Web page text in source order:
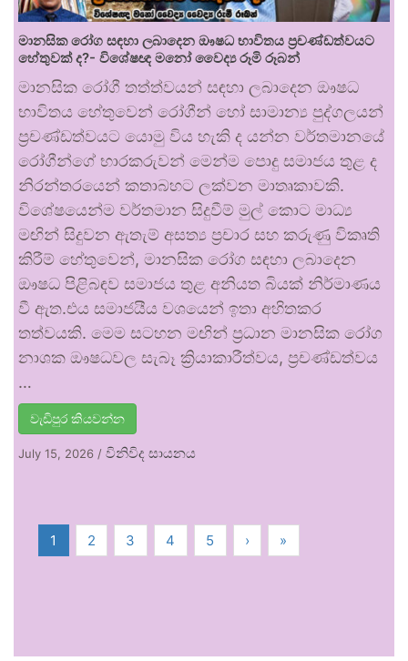
මානසික රෝග සඳහා ලබාදෙන ඖෂධ භාවිතය ප්‍රචණ්ඩත්වයට
හේතුවක් ද?- විශේෂඥ මනෝ වෛද්‍ය රූමි රූබන්
මානසික රෝගී තත්ත්වයන් සඳහා ලබාදෙන ඖෂධ
භාවිතය හේතුවෙන් රෝගීන් හෝ සාමාන්‍ය පුද්ගලයන්
ප්‍රචණ්ඩත්වයට යොමු විය හැකි ද යන්න වර්තමානයේ
රෝගීන්ගේ භාරකරුවන් මෙන්ම පොදු සමාජය තුළ ද
නිරන්තරයෙන් කතාබහට ලක්වන මාතෘකාවකි.
විශේෂයෙන්ම වර්තමාන සිදුවීම් මුල් කොට මාධ්‍ය
මඟින් සිදුවන ඇතැම් අසත්‍ය ප්‍රචාර සහ කරුණු විකෘති
කිරීම් හේතුවෙන්, මානසික රෝග සඳහා ලබාදෙන
ඖෂධ පිළිබඳව සමාජය තුළ අනියත බියක් නිර්මාණය
වී ඇත.එය සමාජයීය වශයෙන් ඉතා අහිතකර
තත්වයකි. මෙම සටහන මඟින් ප්‍රධාන මානසික රෝග
නාශක ඖෂධවල සැබෑ ක්‍රියාකාරීත්වය, ප්‍රචණ්ඩත්වය
…
වැඩිපුර කියවන්න
July 15, 2026 / විනිවිද සායනය
1 2 3 4 5 › »